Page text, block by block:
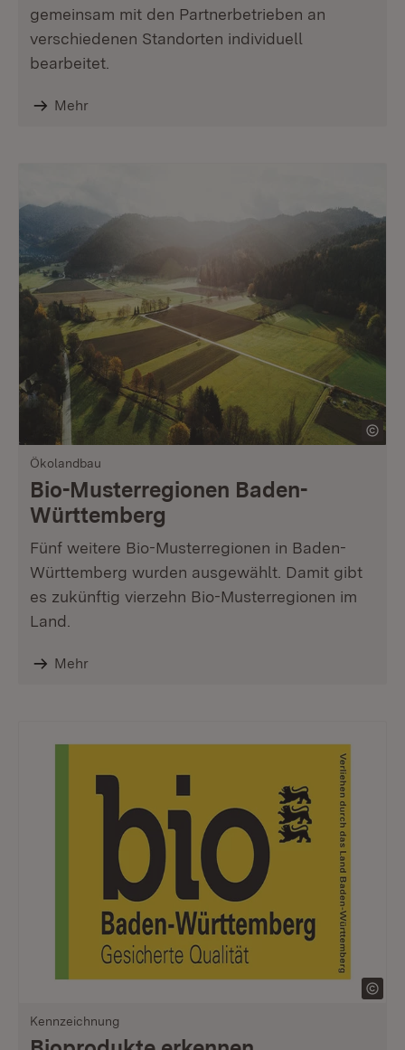
gemeinsam mit den Partnerbetrieben an
verschiedenen Standorten individuell
bearbeitet.
Mehr
Ökolandbau
Bio-Musterregionen Baden-
Württemberg
Fünf weitere Bio-Musterregionen in Baden-
Württemberg wurden ausgewählt. Damit gibt
es zukünftig vierzehn Bio-Musterregionen im
Land.
Mehr
Kennzeichnung